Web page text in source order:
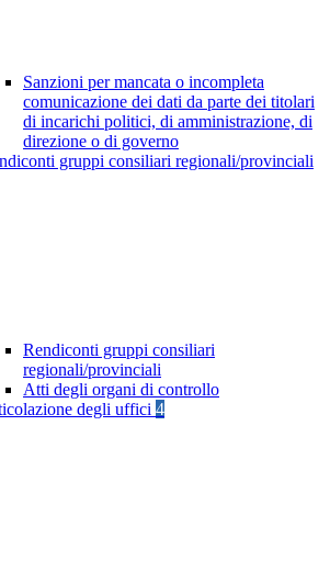
Sanzioni per mancata o incompleta
comunicazione dei dati da parte dei titolari
di incarichi politici, di amministrazione, di
direzione o di governo
gruppi consiliari regionali/provinciali
Rendiconti gruppi consiliari
regionali/provinciali
Atti degli organi di controllo
degli uffici 4